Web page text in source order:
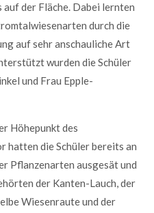
der Fläche. Dabei lernten
durch die
auf sehr anschauliche Art
wurden die Schüler
und Frau Epple-
Höhepunkt des
die Schüler bereits an
Pflanzenarten ausgesät und
der Kanten-Lauch, der
Wiesenraute und der
Simple
consectetuer adipiscing
ligula eget dolor.